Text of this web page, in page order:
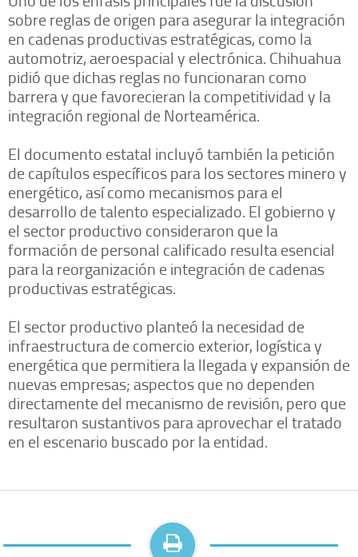
sobre reglas de origen para asegurar la integración
en cadenas productivas estratégicas, como la
automotriz, aeroespacial y electrónica. Chihuahua
pidió que dichas reglas no funcionaran como
barrera y que favorecieran la competitividad y la
integración regional de Norteamérica.
El documento estatal incluyó también la petición
de capítulos específicos para los sectores minero y
energético, así como mecanismos para el
desarrollo de talento especializado. El gobierno y
el sector productivo consideraron que la
formación de personal calificado resulta esencial
para la reorganización e integración de cadenas
productivas estratégicas.
El sector productivo planteó la necesidad de
infraestructura de comercio exterior, logística y
energética que permitiera la llegada y expansión de
nuevas empresas; aspectos que no dependen
directamente del mecanismo de revisión, pero que
resultaron sustantivos para aprovechar el tratado
en el escenario buscado por la entidad.